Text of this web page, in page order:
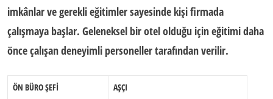
imkânlar ve gerekli eğitimler sayesinde kişi firmada
çalışmaya başlar. Geleneksel bir otel olduğu için eğitimi daha
önce çalışan deneyimli personeller tarafından verilir.
ÖN BÜRO ŞEFİ AŞÇI